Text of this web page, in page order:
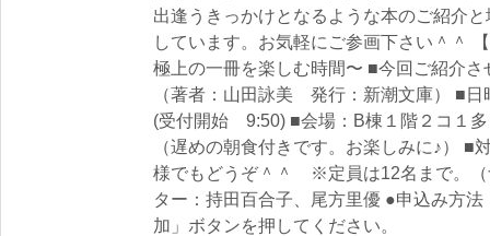
出逢うきっかけとなるような本のご紹介
しています。お気軽にご参画下さい＾＾
極上の一冊を楽しむ時間〜 ■今回ご紹介
（著者：山田詠美 発行：新潮文庫） ■
(受付開始 9:50) ■会場：B棟１階２コ１
（遅めの朝食付きです。お楽しみに♪） ■
様でもどうぞ＾＾ ※定員は12名まで。（
ター：持田百合子、尾方里優 ●申込み方
加」ボタンを押してください。